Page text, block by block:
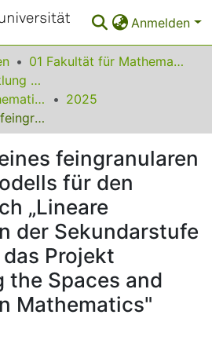
Anmelden
01 Fakultät für Mathematik
Institut für Entwicklung und Erforschung des Mathematikunterrichts
Beiträge zum Mathematikunterricht
2025
Entwicklung eines feingranularen Kompetenzmodells für den Themenbereich „Lineare Funktionen“ in der Sekundarstufe I: Einblicke in das Projekt „Investigating the Spaces and Trajectories in Mathematics" (SaTiM)
feingranularen
für den
„Lineare
der Sekundarstufe
Projekt
the Spaces and
Mathematics"